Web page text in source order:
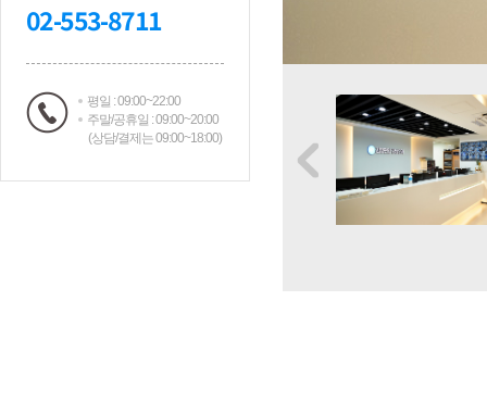
02-553-8711
평일 : 09:00~22:00
주말/공휴일 : 09:00~20:00
(상담/결제는 09:00~18:00)